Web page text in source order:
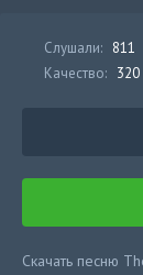
Слушали: 811
Качество: 320
Скачать песню